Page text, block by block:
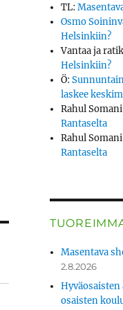
TL:
Osmo
Helsinkiin?
Vantaa ja
Helsinkiin?
Ö:
laskee
Rahul Somani
Rantaselta
Rahul Somani
Rantaselta
Masentava
2.8.2026
osaisten